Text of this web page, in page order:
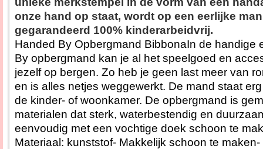
onze hand op staat, wordt op een eerlijke
gegarandeerd 100% kinderarbeidvrij.
Handed By Opbergmand BibbonaIn de handige
By opbergmand kan je al het speelgoed en
jezelf op bergen. Zo heb je geen last meer van
en is alles netjes weggewerkt. De mand staat
de kinder- of woonkamer. De opbergmand is
materialen dat sterk, waterbestendig en
eenvoudig met een vochtige doek schoon te
Materiaal: kunststof- Makkelijk schoon te